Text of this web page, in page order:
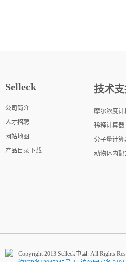
Selleck
公司简介
人才招聘
网站地图
产品目录下载
技术
摩尔浓度计
稀释计算器
分子量计算
动物体内配
Copyright 2013 Selleck中国. All Rights